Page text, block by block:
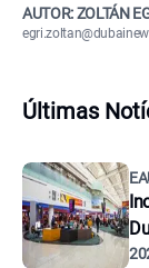
AUTOR: ZOLTÁN
Últimas